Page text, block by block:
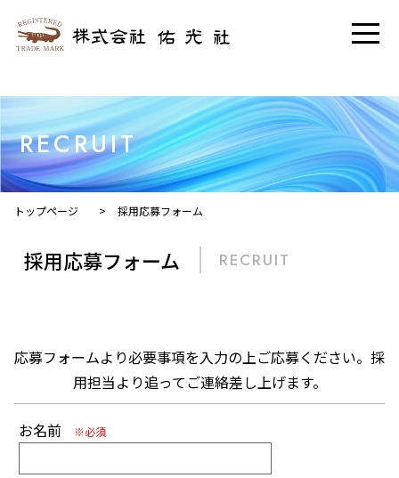
RECRUIT
トップページ > 採用応募フォーム
採用応募フォーム RECRUIT
応募フォームより必要事項を入力の上ご応募ください。採
用担当より追ってご連絡差し上げます。
お名前 ※必須